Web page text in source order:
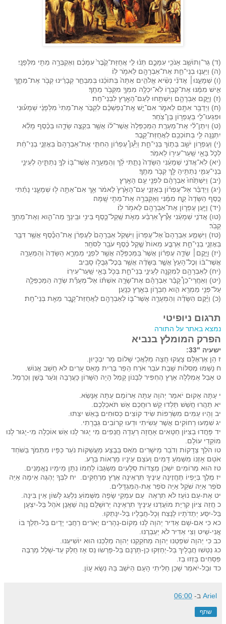
(ד) גֵּר־וְתוֹשָׁ֥ב אָנֹכִ֖י עִמָּכֶ֑ם תְּנ֨וּ לִ֤י אֲחֻזַּת־קֶ֙בֶר֙ עִמָּכֶ֔ם וְאֶקְבְּרָ֥ה מֵתִ֖י מִלְּפָנָֽי׃
(ה) וַיַּעֲנ֧וּ בְנֵי־חֵ֛ת אֶת־אַבְרָהָ֖ם לֵאמֹ֥ר לֽוֹ׃
(ו) שְׁמָעֵ֣נוּ׀ אֲדֹנִ֗י נְשִׂ֨יא אֱלֹהִ֤ים אַתָּה֙ בְּתוֹכֵ֔נוּ בְּמִבְחַ֣ר קְבָרֵ֔ינוּ קְבֹ֖ר אֶת־מֵתֶ֑ךָ
אִ֣ישׁ מִמֶּ֔נּוּ אֶת־קִבְר֛וֹ לֹֽא־יִכְלֶ֥ה מִמְּךָ֖ מִקְּבֹ֥ר מֵתֶֽךָ׃
(ז) וַיָּ֧קׇם אַבְרָהָ֛ם וַיִּשְׁתַּ֥חוּ לְעַם־הָאָ֖רֶץ לִבְנֵי־חֵֽת׃
(ח) וַיְדַבֵּ֥ר אִתָּ֖ם לֵאמֹ֑ר אִם־יֵ֣שׁ אֶֽת־נַפְשְׁכֶ֗ם לִקְבֹּ֤ר אֶת־מֵתִי֙ מִלְּפָנַ֔י שְׁמָע֕וּנִי
וּפִגְעוּ־לִ֖י בְּעֶפְר֥וֹן בֶּן־צֹֽחַר׃
(ט) וְיִתֶּן־לִ֗י אֶת־מְעָרַ֤ת הַמַּכְפֵּלָה֙ אֲשֶׁר־ל֔וֹ אֲשֶׁ֖ר בִּקְצֵ֣ה שָׂדֵ֑הוּ בְּכֶ֨סֶף מָלֵ֜א
יִתְּנֶ֥נָּה לִּ֛י בְּתוֹכְכֶ֖ם לַאֲחֻזַּת־קָֽבֶר׃
(י) וְעֶפְר֥וֹן יֹשֵׁ֖ב בְּת֣וֹךְ בְּנֵי־חֵ֑ת וַיַּ֩עַן֩ עֶפְר֨וֹן הַחִתִּ֤י אֶת־אַבְרָהָם֙ בְּאׇזְנֵ֣י בְנֵי־חֵ֔ת
לְכֹ֛ל בָּאֵ֥י שַֽׁעַר־עִיר֖וֹ לֵאמֹֽר׃
(יא) לֹֽא־אֲדֹנִ֣י שְׁמָעֵ֔נִי הַשָּׂדֶה֙ נָתַ֣תִּי לָ֔ךְ וְהַמְּעָרָ֥ה אֲשֶׁר־בּ֖וֹ לְךָ֣ נְתַתִּ֑יהָ לְעֵינֵ֧י
בְנֵי־עַמִּ֛י נְתַתִּ֥יהָ לָּ֖ךְ קְבֹ֥ר מֵתֶֽךָ׃
(יב) וַיִּשְׁתַּ֙חוּ֙ אַבְרָהָ֔ם לִפְנֵ֖י עַ֥ם הָאָֽרֶץ׃
(יג) וַיְדַבֵּ֨ר אֶל־עֶפְר֜וֹן בְּאׇזְנֵ֤י עַם־הָאָ֙רֶץ֙ לֵאמֹ֔ר אַ֛ךְ אִם־אַתָּ֥ה ל֖וּ שְׁמָעֵ֑נִי נָתַ֜תִּי
כֶּ֤סֶף הַשָּׂדֶה֙ קַ֣ח מִמֶּ֔נִּי וְאֶקְבְּרָ֥ה אֶת־מֵתִ֖י שָֽׁמָּה׃
(יד) וַיַּ֧עַן עֶפְר֛וֹן אֶת־אַבְרָהָ֖ם לֵאמֹ֥ר לֽוֹ׃
(טו) אֲדֹנִ֣י שְׁמָעֵ֔נִי אֶ֩רֶץ֩ אַרְבַּ֨ע מֵאֹ֧ת שֶֽׁקֶל־כֶּ֛סֶף בֵּינִ֥י וּבֵֽינְךָ֖ מַה־הִ֑וא וְאֶת־מֵתְךָ֖
קְבֹֽר׃
(טז) וַיִּשְׁמַ֣ע אַבְרָהָם֮ אֶל־עֶפְרוֹן֒ וַיִּשְׁקֹ֤ל אַבְרָהָם֙ לְעֶפְרֹ֔ן אֶת־הַכֶּ֕סֶף אֲשֶׁ֥ר דִּבֶּ֖ר
בְּאׇזְנֵ֣י בְנֵי־חֵ֑ת אַרְבַּ֤ע מֵאוֹת֙ שֶׁ֣קֶל כֶּ֔סֶף עֹבֵ֖ר לַסֹּחֵֽר׃
(יז) וַיָּ֣קׇם׀ שְׂדֵ֣ה עֶפְר֗וֹן אֲשֶׁר֙ בַּמַּכְפֵּלָ֔ה אֲשֶׁ֖ר לִפְנֵ֣י מַמְרֵ֑א הַשָּׂדֶה֙ וְהַמְּעָרָ֣ה
אֲשֶׁר־בּ֔וֹ וְכׇל־הָעֵץ֙ אֲשֶׁ֣ר בַּשָּׂדֶ֔ה אֲשֶׁ֥ר בְּכׇל־גְּבֻל֖וֹ סָבִֽיב׃
(יח) לְאַבְרָהָ֥ם לְמִקְנָ֖ה לְעֵינֵ֣י בְנֵי־חֵ֑ת בְּכֹ֖ל בָּאֵ֥י שַֽׁעַר־עִירֽוֹ׃
(יט) וְאַחֲרֵי־כֵן֩ קָבַ֨ר אַבְרָהָ֜ם אֶת־שָׂרָ֣ה אִשְׁתּ֗וֹ אֶל־מְעָרַ֞ת שְׂדֵ֧ה הַמַּכְפֵּלָ֛ה
עַל־פְּנֵ֥י מַמְרֵ֖א הִ֣וא חֶבְר֑וֹן בְּאֶ֖רֶץ כְּנָֽעַן׃
(כ) וַיָּ֨קׇם הַשָּׂדֶ֜ה וְהַמְּעָרָ֧ה אֲשֶׁר־בּ֛וֹ לְאַבְרָהָ֖ם לַאֲחֻזַּת־קָ֑בֶר מֵאֵ֖ת בְּנֵי־חֵֽת׃
תרגום ניופיטי
נמצא באתר על התורה
הפרק המומלץ בנביא
ישעיה "33:
ז הֵן אֶרְאֶלָּם צָעֲקוּ חֻצָה מַלְאֲכֵי שָׁלוֹם מַר יִבְכָּיוּן.
ח נָשַׁמּוּ מְסִלּוֹת שָׁבַת עֹבֵר אֹרַח הֵפֵר בְּרִית מָאַס עָרִים לֹא חָשַׁב אֱנוֹשׁ.
ט אָבַל אֻמְלְלָה אָרֶץ הֶחְפִּיר לְבָנוֹן קָמַל הָיָה הַשָּׁרוֹן כָּעֲרָבָה וְנֹעֵר בָּשָׁן וְכַרְמֶל.
י עַתָּה אָקוּם יֹאמַר יְהוָה עַתָּה אֵרוֹמָם עַתָּה אֶנָּשֵׂא.
יא תַּהֲרוּ חֲשַׁשׁ תֵּלְדוּ קַשׁ רוּחֲכֶם אֵשׁ תֹּאכַלְכֶם.
יב וְהָיוּ עַמִּים מִשְׂרְפוֹת שִׂיד קוֹצִים כְּסוּחִים בָּאֵשׁ יִצַּתּוּ.
יג שִׁמְעוּ רְחוֹקִים אֲשֶׁר עָשִׂיתִי וּדְעוּ קְרוֹבִים גְּבֻרָתִי.
יד פָּחֲדוּ בְצִיּוֹן חַטָּאִים אָחֲזָה רְעָדָה חֲנֵפִים מִי יָגוּר לָנוּ אֵשׁ אוֹכֵלָה מִי-יָגוּר לָנוּ
מוֹקְדֵי עוֹלָם.
טו הֹלֵךְ צְדָקוֹת וְדֹבֵר מֵישָׁרִים מֹאֵס בְּבֶצַע מַעֲשַׁקּוֹת נֹעֵר כַּפָּיו מִתְּמֹךְ בַּשֹּׁחַד
אֹטֵם אָזְנוֹ מִשְּׁמֹעַ דָּמִים וְעֹצֵם עֵינָיו מֵרְאוֹת בְּרָע.
טז הוּא מְרוֹמִים יִשְׁכֹּן מְצָדוֹת סְלָעִים מִשְׂגַּבּוֹ לַחְמוֹ נִתָּן מֵימָיו נֶאֱמָנִים.
יז מֶלֶךְ בְּיָפְיוֹ תֶּחֱזֶינָה עֵינֶיךָ תִּרְאֶינָה אֶרֶץ מַרְחַקִּים. יח לִבְּךָ יֶהְגֶּה אֵימָה אַיֵּה
סֹפֵר אַיֵּה שֹׁקֵל אַיֵּה סֹפֵר אֶת-הַמִּגְדָּלִים.
יט אֶת-עַם נוֹעָז לֹא תִרְאֶה עַם עִמְקֵי שָׂפָה מִשְּׁמוֹעַ נִלְעַג לָשׁוֹן אֵין בִּינָה.
כ חֲזֵה צִיּוֹן קִרְיַת מוֹעֲדֵנוּ עֵינֶיךָ תִרְאֶינָה יְרוּשָׁלִַם נָוֶה שַׁאֲנָן אֹהֶל בַּל-יִצְעָן
בַּל-יִסַּע יְתֵדֹתָיו לָנֶצַח וְכָל-חֲבָלָיו בַּל-יִנָּתֵקוּ.
כא כִּי אִם-שָׁם אַדִּיר יְהוָה לָנוּ מְקוֹם-נְהָרִים יְאֹרִים רַחֲבֵי יָדָיִם בַּל-תֵּלֶךְ בּוֹ
אֳנִי-שַׁיִט וְצִי אַדִּיר לֹא יַעַבְרֶנּוּ.
כב כִּי יְהוָה שֹׁפְטֵנוּ יְהוָה מְחֹקְקֵנוּ יְהוָה מַלְכֵּנוּ הוּא יוֹשִׁיעֵנוּ.
כג נִטְּשׁוּ חֲבָלָיִךְ בַּל-יְחַזְּקוּ כֵן-תָּרְנָם בַּל-פָּרְשׂוּ נֵס אָז חֻלַּק עַד-שָׁלָל מַרְבֶּה
פִּסְחִים בָּזְזוּ בַז.
כד וּבַל-יֹאמַר שָׁכֵן חָלִיתִי הָעָם הַיֹּשֵׁב בָּהּ נְשֻׂא עָו‍ֹן.
Ariel ב- 06:00
שתף